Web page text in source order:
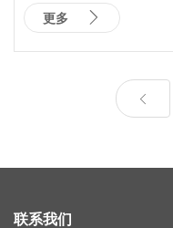
更多
联系我们